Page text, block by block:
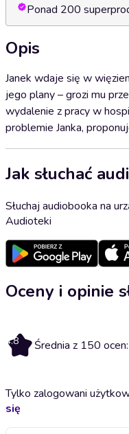
Ponad 200
Opis
Janek wdaje się w
jego plany – grozi mu
wydalenie z pracy w
problemie Janka,
Jak słuchać
Słuchaj audiobooka na
Audioteki
Oceny i opinie
4.8 Średnia z 150
Tylko zalogowani
się